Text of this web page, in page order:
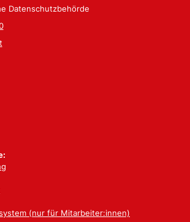
Datenschutzbehörde
(nur für Mitarbeiter:innen)